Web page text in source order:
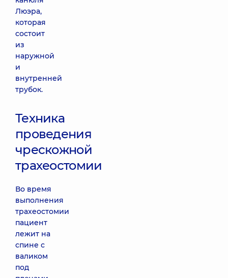
Люэра,
которая
состоит
из
наружной
и
внутренней
трубок.
Техника
проведения
чрескожной
трахеостомии
Во время
выполнения
трахеостомии
пациент
лежит на
спине с
валиком
под